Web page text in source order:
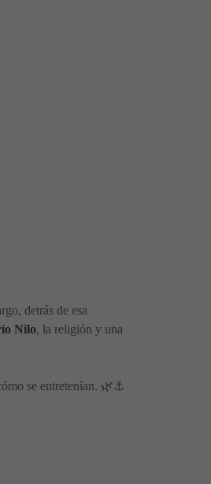
detrás de esa
Nilo, la religión y una
se entretenían. 🌿⚓